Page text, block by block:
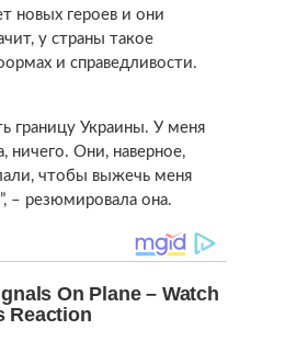
новых героев и они
у страны такое
и справедливости.
границу Украины. У меня
ничего. Они, наверное,
чтобы выжечь меня
– резюмировала она.